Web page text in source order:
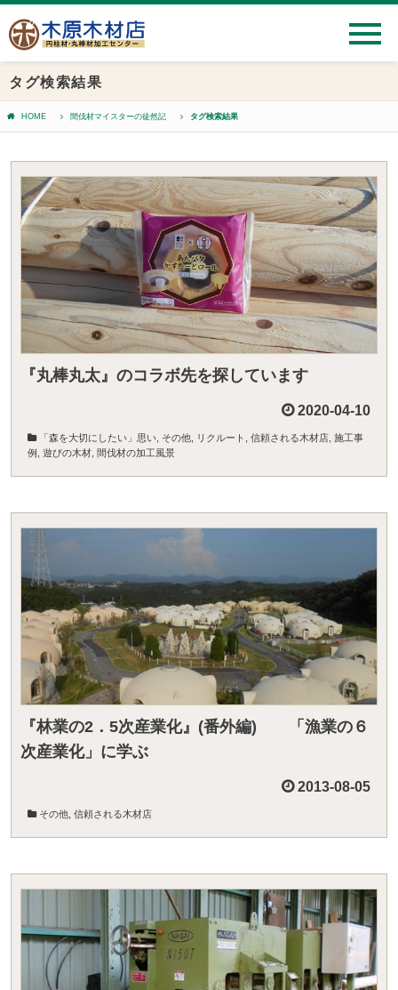
タグ検索結果
HOME 間伐材マイスターの徒然記 タグ検索結果
『丸棒丸太』のコラボ先を探しています
2020-04-10
「森を大切にしたい」思い その他 リクルート 信頼される木材店 施工事
例 遊びの木材 間伐材の加工風景
『林業の2．5次産業化』(番外編) 「漁業の６
次産業化」に学ぶ
2013-08-05
その他 信頼される木材店